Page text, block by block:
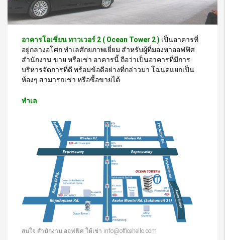
อาคารโอเชี่ยน ทาวเวอร์ 2 ( Ocean Tower 2 ) เป็นอาคารที่
อยู่กลางอโศก ทำเลศักยภาพเยี่ยม สำหรับผู้ที่มองหาออฟฟิศ
สำนักงาน ขาย หรือเช่า อาคารนี้ ถือว่าเป็นอาคารที่มีการ
บริหารจัดการที่ดี พร้อมข้อดีอย่างที่กล่าวมา โฉนดแยกเป็น
ห้องๆ สามารถเช่า หรือซื้อขายได้
ทำเล
สนใจ สำนักงาน ออฟฟิศ ให้เช่า info@officehello.com